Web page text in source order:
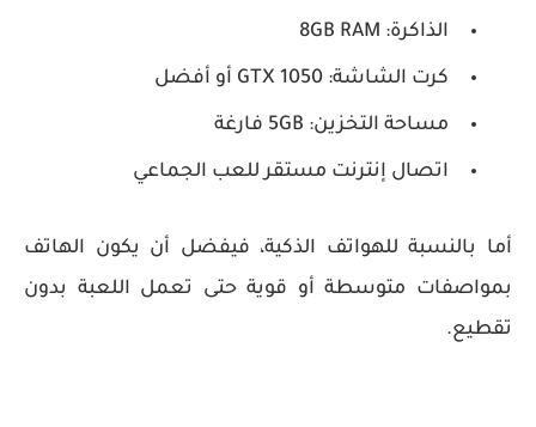
الذاكرة: 8GB RAM
كرت الشاشة: GTX 1050 أو أفضل
مساحة التخزين: 5GB فارغة
اتصال إنترنت مستقر للعب الجماعي
أما بالنسبة للهواتف الذكية، فيفضل أن يكون الهاتف
بمواصفات متوسطة أو قوية حتى تعمل اللعبة بدون
تقطيع.